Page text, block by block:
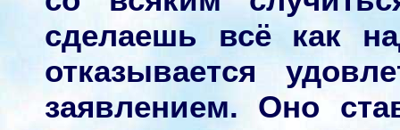
сделаешь всё как
отказывается
заявлением. Оно